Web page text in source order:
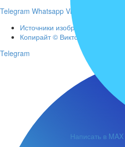
Написать в MAX
Telegram Whatsapp Vk
Источники изображений и видео
Копирайт © Виктор Еремин, 2026
Telegram